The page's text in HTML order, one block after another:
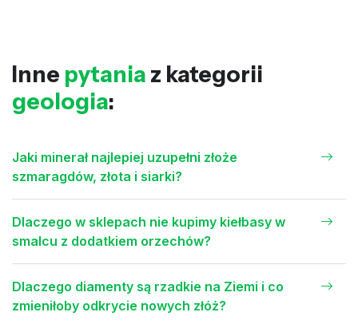
Inne pytania z kategorii
geologia:
Jaki minerał najlepiej uzupełni złoże
szmaragdów, złota i siarki?
Dlaczego w sklepach nie kupimy kiełbasy w
smalcu z dodatkiem orzechów?
Dlaczego diamenty są rzadkie na Ziemi i co
zmieniłoby odkrycie nowych złóż?